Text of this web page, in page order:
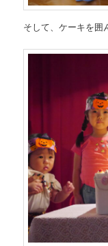
そして、ケーキを囲